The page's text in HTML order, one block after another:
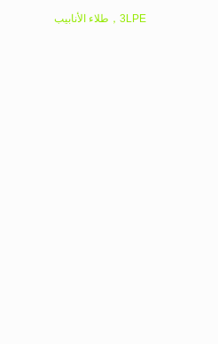
3LPE，طلاء الأنابيب